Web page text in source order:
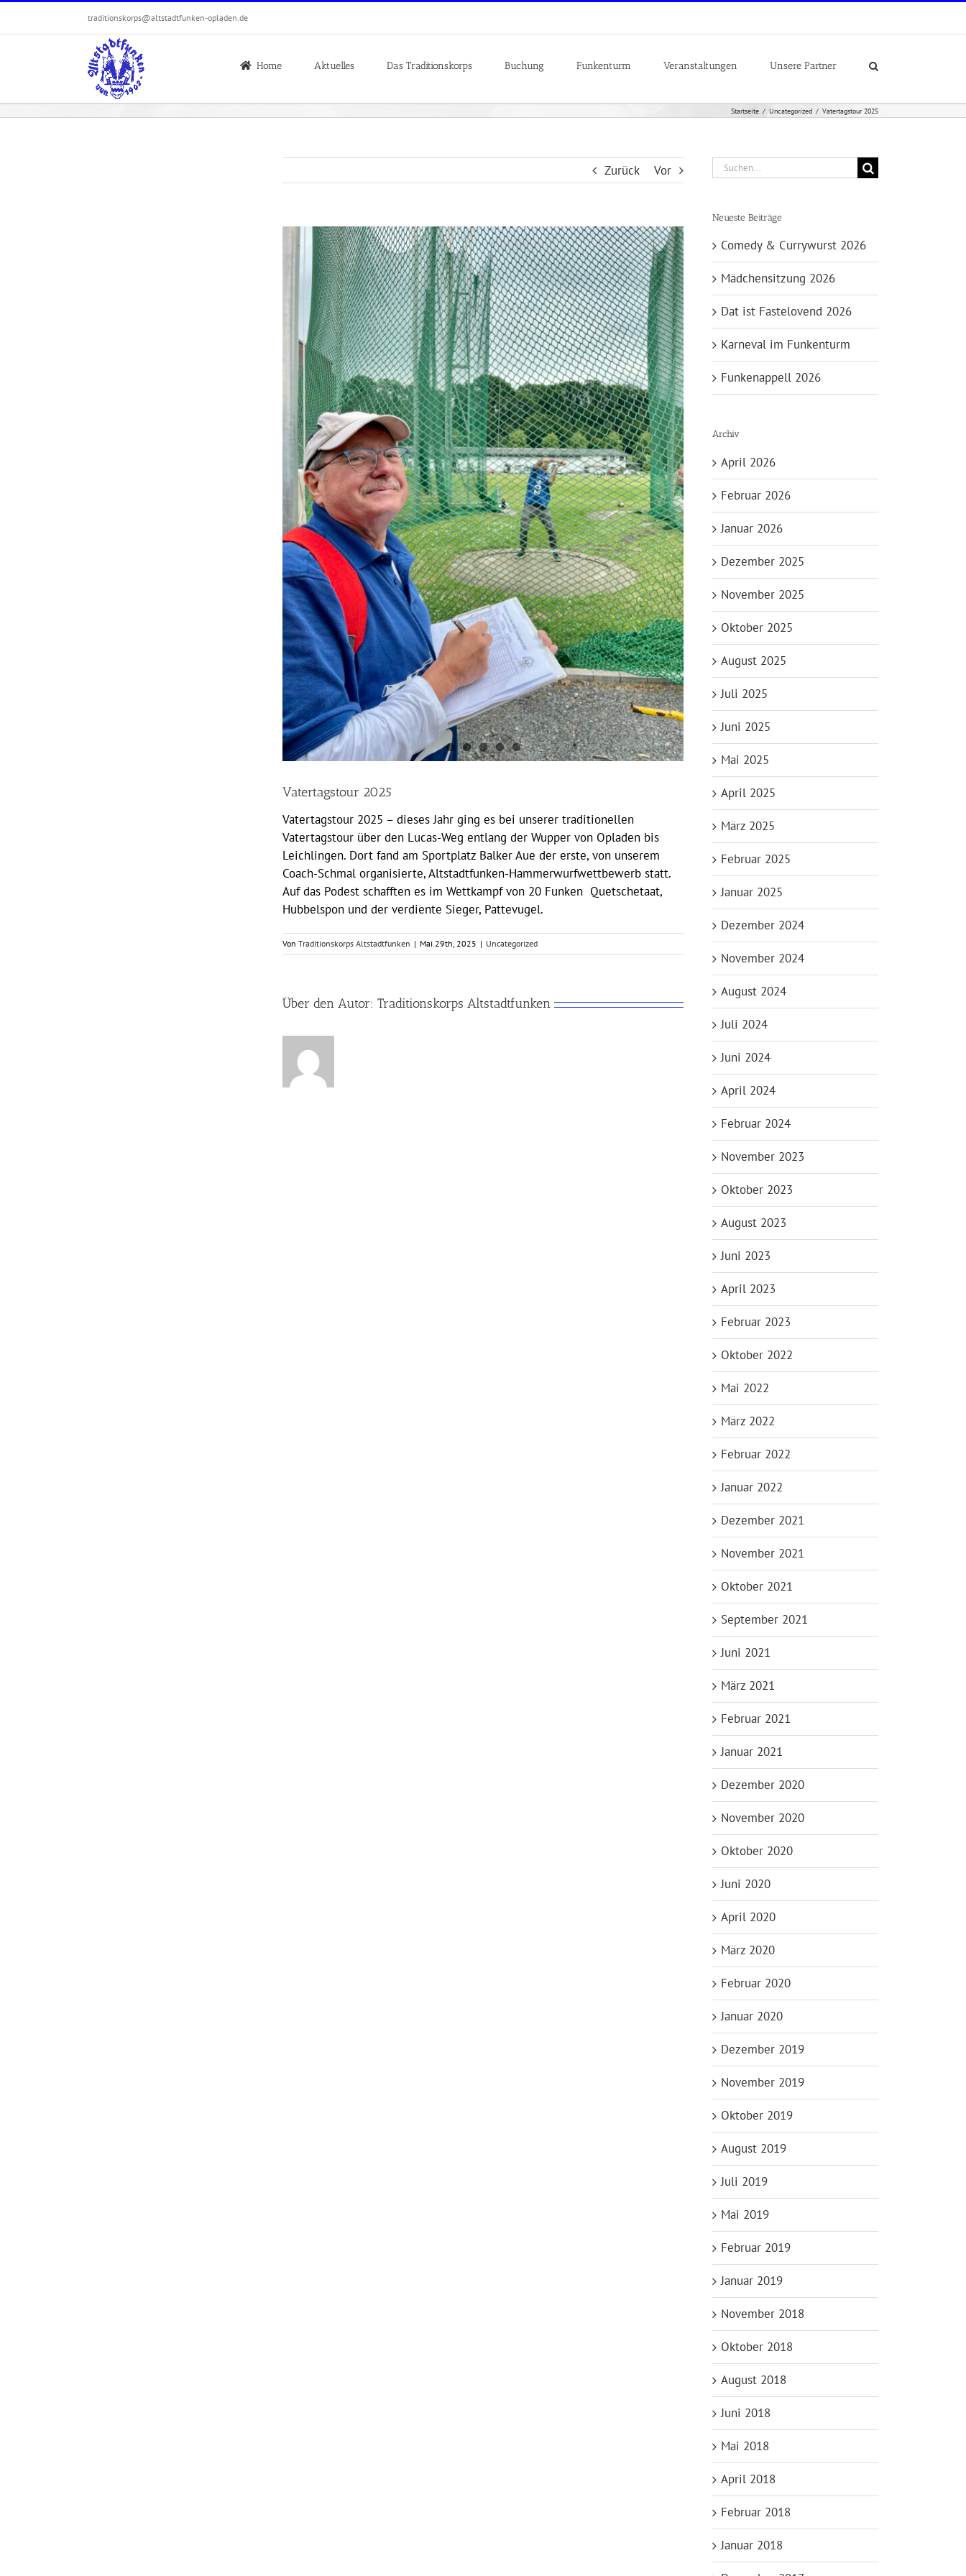
traditionskorps@altstadtfunken-opladen.de
Home Aktuelles Das Traditionskorps Buchung Funkenturm Veranstaltungen Unsere Partner
Startseite Uncategorized Vatertagstour 2025
Zurück Vor
Vatertagstour 2025
Vatertagstour 2025 – dieses Jahr ging es bei unserer traditionellen
Vatertagstour über den Lucas-Weg entlang der Wupper von Opladen bis
Leichlingen. Dort fand am Sportplatz Balker Aue der erste, von unserem
Coach-Schmal organisierte, Altstadtfunken-Hammerwurfwettbewerb statt.
Auf das Podest schafften es im Wettkampf von 20 Funken Quetschetaat,
Hubbelspon und der verdiente Sieger, Pattevugel.
Von Traditionskorps Altstadtfunken | Mai 29th, 2025 | Uncategorized
Über den Autor: Traditionskorps Altstadtfunken
Suche
nach:
Neueste Beiträge
Comedy & Currywurst 2026
Mädchensitzung 2026
Dat ist Fastelovend 2026
Karneval im Funkenturm
Funkenappell 2026
Archiv
April 2026
Februar 2026
Januar 2026
Dezember 2025
November 2025
Oktober 2025
August 2025
Juli 2025
Juni 2025
Mai 2025
April 2025
März 2025
Februar 2025
Januar 2025
Dezember 2024
November 2024
August 2024
Juli 2024
Juni 2024
April 2024
Februar 2024
November 2023
Oktober 2023
August 2023
Juni 2023
April 2023
Februar 2023
Oktober 2022
Mai 2022
März 2022
Februar 2022
Januar 2022
Dezember 2021
November 2021
Oktober 2021
September 2021
Juni 2021
März 2021
Februar 2021
Januar 2021
Dezember 2020
November 2020
Oktober 2020
Juni 2020
April 2020
März 2020
Februar 2020
Januar 2020
Dezember 2019
November 2019
Oktober 2019
August 2019
Juli 2019
Mai 2019
Februar 2019
Januar 2019
November 2018
Oktober 2018
August 2018
Juni 2018
Mai 2018
April 2018
Februar 2018
Januar 2018